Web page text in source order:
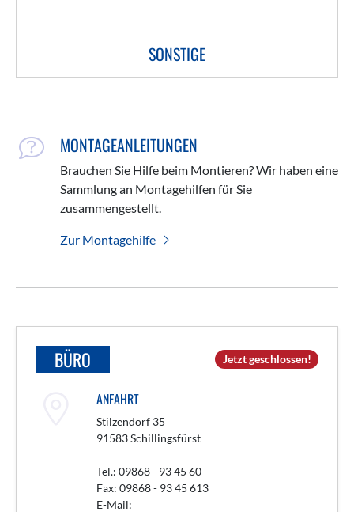
SONSTIGE
MONTAGEANLEITUNGEN
Brauchen Sie Hilfe beim Montieren? Wir haben eine
Sammlung an Montagehilfen für Sie
zusammengestellt.
Zur Montagehilfe
BÜRO Jetzt geschlossen!
ANFAHRT
Stilzendorf 35
91583 Schillingsfürst
Tel.: 09868 - 93 45 60
Fax: 09868 - 93 45 613
E-Mail: